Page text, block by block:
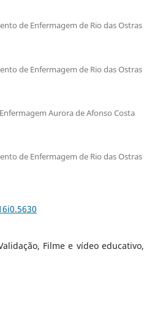
de Enfermagem de Rio das Ostras
de Enfermagem de Rio das Ostras
Aurora de Afonso Costa
de Enfermagem de Rio das Ostras
Filme e vídeo educativo,